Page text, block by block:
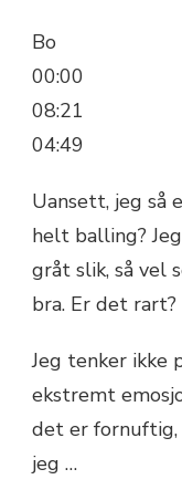
Bo
00:00
08:21
04:49
Uansett, jeg så
helt balling?
gråt slik, så vel
bra. Er det rart?
Jeg tenker ikke
ekstremt
det er
jeg …